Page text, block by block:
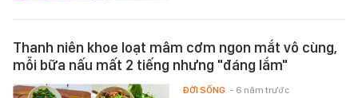
Thanh niên khoe loạt mâm cơm ngon mắt vô cùng,
mỗi bữa nấu mất 2 tiếng nhưng "đáng lắm"
ĐỜI SỐNG - 6 năm trước